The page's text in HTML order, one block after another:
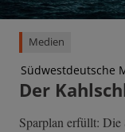
Medien
Südwestdeutsche
Der
Sparplan erfüllt: